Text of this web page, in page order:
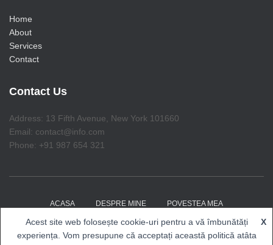
Home
About
Services
Contact
Contact Us
Address: 13 Fifth Avenue, New York 101660
Email: contact@info.com
Phone: +91 987 654 321
ACASA DESPRE MINE POVESTEA MEA
COACHING CU RENALDO EVENIMENTE BLOG
Acest site web folosește cookie-uri pentru a vă îmbunătăți
experiența. Vom presupune că acceptați această politică atâta
X